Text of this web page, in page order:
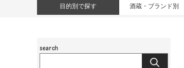
目的別で探す 酒蔵・ブランド別